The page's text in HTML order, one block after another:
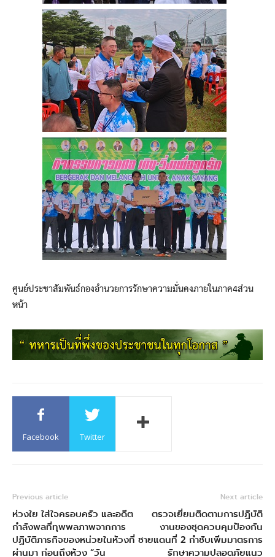
ศูนย์ประชาสัมพันธ์กองอำนวยการรักษาความมั่นคงภายในภาค4ส่วน
หน้า
Facebook Twitter
Previous article
ห่วงใย ใส่ใจครอบครัว และอดีต
กำลังพลที่ทุพพลภาพจากการ
ปฏิบัติภารกิจของหน่วยในห้วงที่
ผ่านมา ก่อนถึงห้วง “วัน
Next article
ตรวจเยี่ยมติดตามการปฏิบัติ
งานของชุดควบคุมป้องกัน
ชายแดนที่ 2 กำชับเพิ่มมาตรการ
รักษาความปลอดภัยแนว